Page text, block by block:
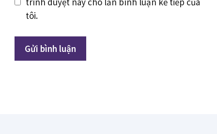
tôi.